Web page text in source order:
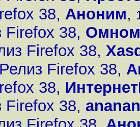
38, Аноним,
Firefox 38,
Firefox 38,
Релиз Firefox 38,
38,
Firefox 38,